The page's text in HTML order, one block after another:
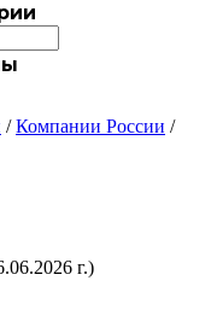
/Компании России /
г.)